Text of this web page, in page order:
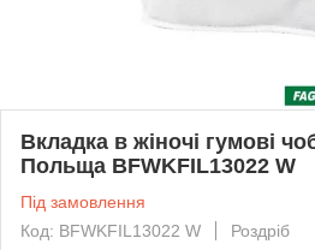
Вкладка в жіночі гумові
Польща BFWKFIL13022 W
Під замовлення
Код: BFWKFIL13022 W
Роздріб